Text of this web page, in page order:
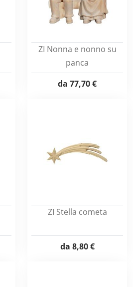
ZI Nonna e nonno su
panca
da 77,70 €
ZI Stella cometa
da 8,80 €